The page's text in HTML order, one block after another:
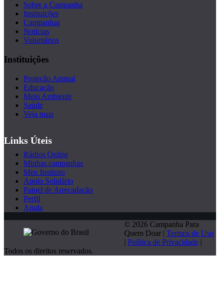
Sobre a Campanha
Instituições
Campanhas
Notícias
Voluntários
Instituições
Proteção Animal
Educação
Meio Ambiente
Saúde
Veja mais
Links Úteis
Rádios Online
Minhas campanhas
Meu Instituto
Apoio Solidário
Painel de Arrecadação
Perfil
Ajuda
© 2026 Campanha Para
Quem Doar | Termos de Uso
| Política de Privacidade |
Todos os direitos reservados.